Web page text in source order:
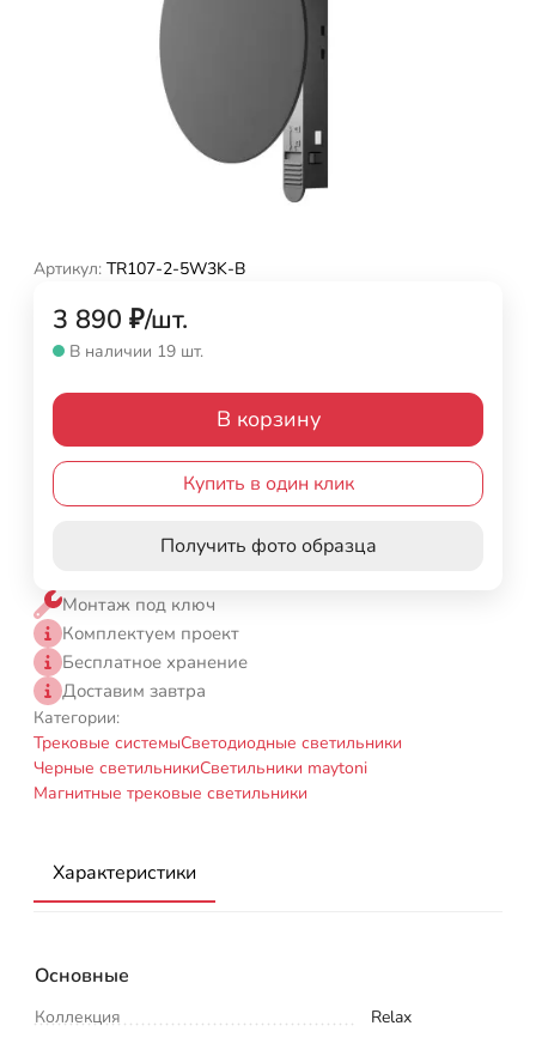
Артикул: TR107-2-5W3K-B
3 890 ₽/шт.
В наличии 19 шт.
В корзину
Купить в один клик
Получить фото образца
Монтаж под ключ
Комплектуем проект
Бесплатное хранение
Доставим завтра
Категории:
Трековые системыСветодиодные светильники
Черные светильникиСветильники maytoni
Магнитные трековые светильники
Характеристики
Основные
Коллекция
Relax